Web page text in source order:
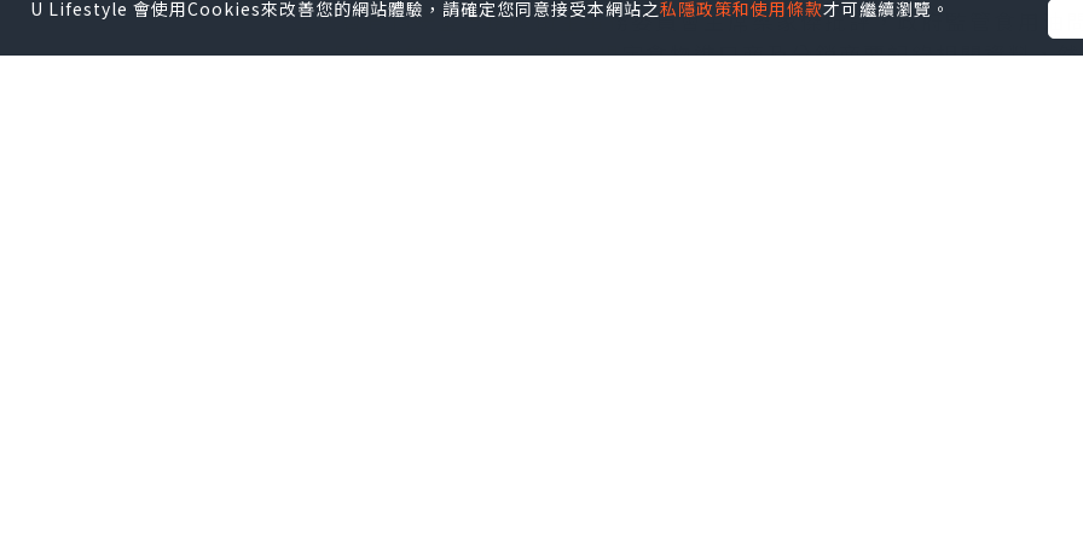
立法會食物安全及環境衞生事務委員會主席梁家傑批評，政府監管食用油
年2月生效的食物追蹤機制，規定食物進口商及分銷商要記錄相關資料，
U Lifestyle 會使用Cookies來改善您的網站體驗，請確定您同意接受本網站之私隱政策和使用條款才可繼續瀏覽。